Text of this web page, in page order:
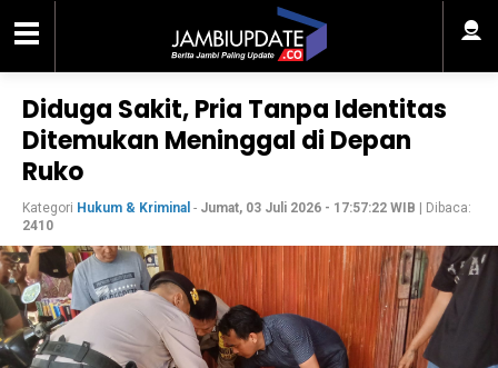
Diduga Sakit, Pria Tanpa Identitas
Ditemukan Meninggal di Depan
Ruko
Kategori Hukum & Kriminal - Jumat, 03 Juli 2026 - 17:57:22 WIB | Dibaca:
2410